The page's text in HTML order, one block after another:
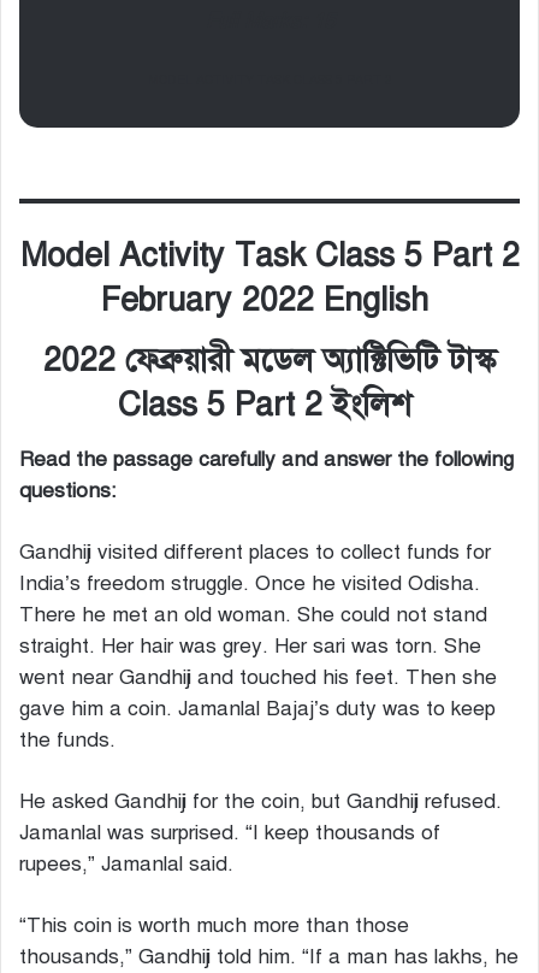
Model Activity Task Class 5 Part 2
February 2022 English
2022 ফেব্রুয়ারী মডেল অ্যাক্টিভিটি টাস্ক
Class 5 Part 2 ইংলিশ
Read the passage carefully and answer the following
questions:
Gandhiji visited different places to collect funds for
India’s freedom struggle. Once he visited Odisha.
There he met an old woman. She could not stand
straight. Her hair was grey. Her sari was torn. She
went near Gandhiji and touched his feet. Then she
gave him a coin. Jamanlal Bajaj’s duty was to keep
the funds.
He asked Gandhiji for the coin, but Gandhiji refused.
Jamanlal was surprised. “I keep thousands of
rupees,” Jamanlal said.
“This coin is worth much more than those
thousands,” Gandhiji told him. “If a man has lakhs, he